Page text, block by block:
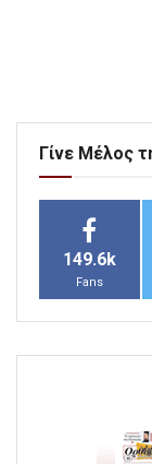
Γίνε Μέλος
149.6k
Fans